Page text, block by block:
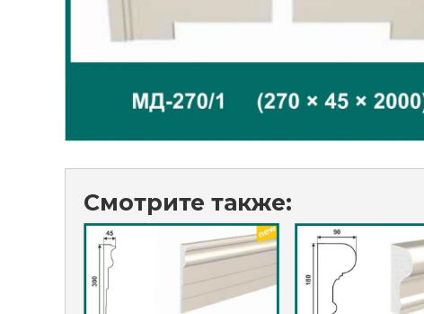
Смотрите также: